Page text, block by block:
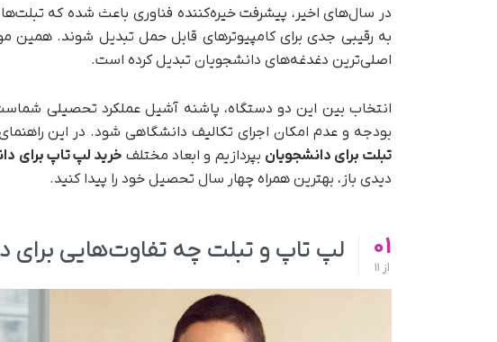
در سال‌های اخیر، پیشرفت خیره‌کننده فناوری باعث شده که تبلت‌ها
به رقیبی جدی برای کامپیوترهای قابل حمل تبدیل شوند.
اصلی‌ترین دغدغه‌های دانشجویان تبدیل کرده است.
انتخاب بین این دو دستگاه، پاشنه آشیل عملکرد تحصیلی
بودجه و عدم امکان اجرای تکالیف دانشگاهی شود. در این
تبلت برای دانشجویان بپردازیم و ابعاد مختلف خرید لپ تاپ برای
دیدی باز، بهترین همراه چهار سال تحصیل خود را پیدا کنید.
01
از
لپ تاپ و تبلت چه تفاوت‌هایی برای